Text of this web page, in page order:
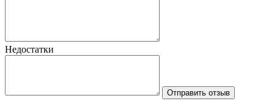
Недостатки
Отправить отзыв